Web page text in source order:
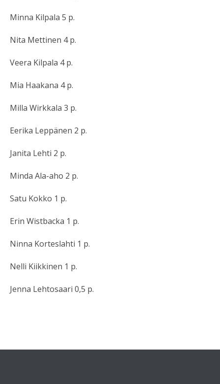
Minna Kilpala 5 p.
Nita Mettinen 4 p.
Veera Kilpala 4 p.
Mia Haakana 4 p.
Milla Wirkkala 3 p.
Eerika Leppänen 2 p.
Janita Lehti 2 p.
Minda Ala-aho 2 p.
Satu Kokko 1 p.
Erin Wistbacka 1 p.
Ninna Korteslahti 1 p.
Nelli Kiikkinen 1 p.
Jenna Lehtosaari 0,5 p.